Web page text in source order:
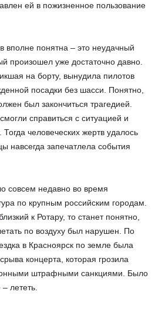
ей в пожизненное пользование
вполне понятна – это неудачный
произошел уже достаточно давно.
на борту, вынудила пилотов
посадки без шасси. Понятно,
был закончиться трагедией.
справиться с ситуацией и
человеческих жертв удалось
навсегда запечатлела события
совсем недавно во время
по крупным российским городам.
к Ротару, то станет понятно,
по воздуху был нарушен. По
в Красноярск по земле была
концерта, которая грозила
штрафными санкциями. Было
лететь.